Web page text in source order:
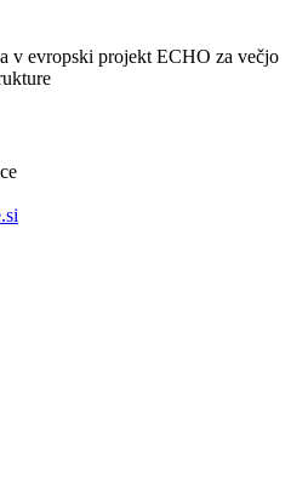
v evropski projekt ECHO za večjo